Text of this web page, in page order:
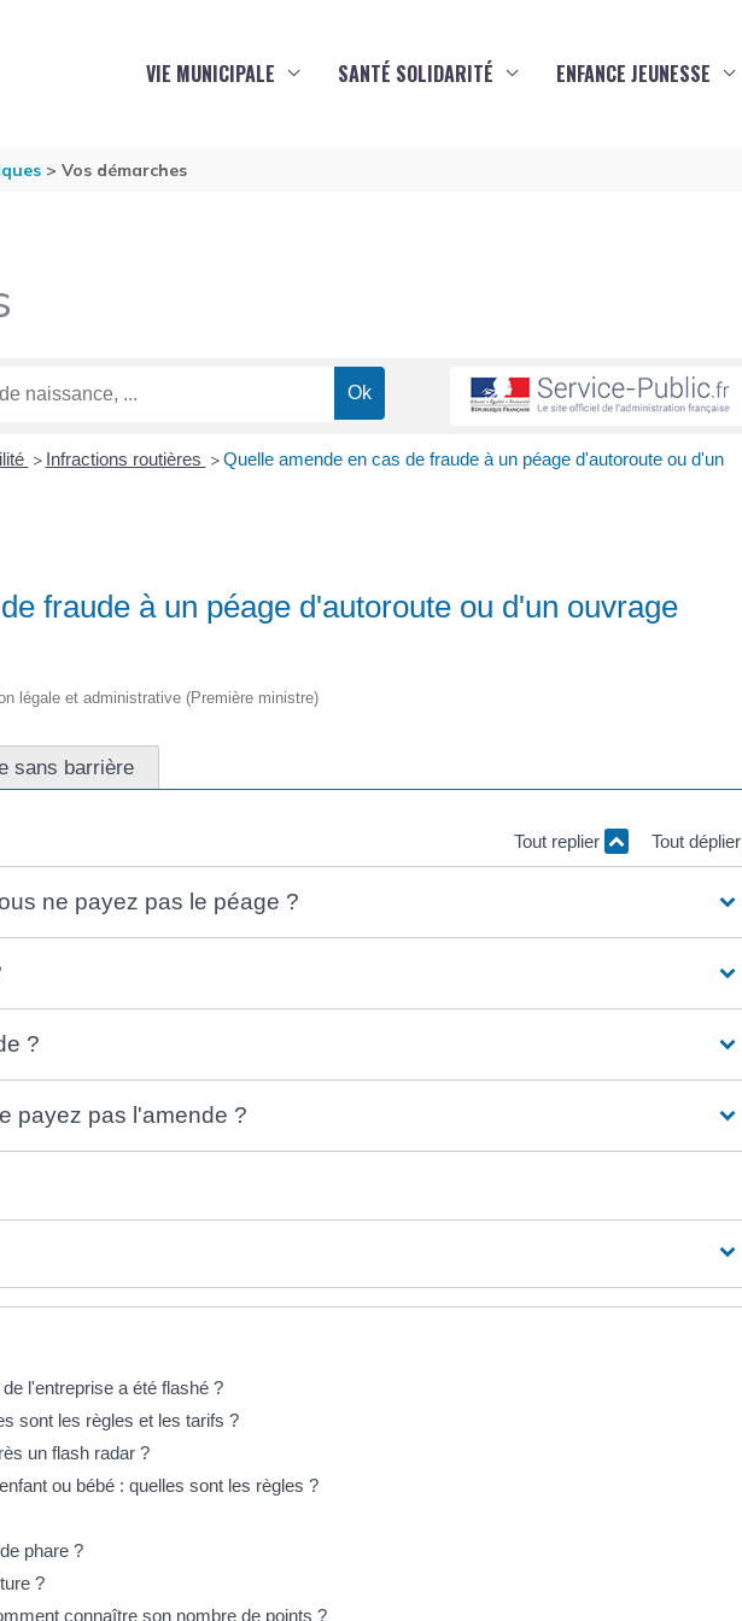
VIE MUNICIPALE SANTÉ SOLIDARITÉ ENFANCE JEUNESSE
Vos démarches
> Infractions routières > Quelle amende en cas de fraude à un péage d'autoroute ou d'un
fraude à un péage d'autoroute ou d'un ouvrage
légale et administrative (Première ministre)
sans barrière
Tout replier Tout déplier
ne payez pas le péage ?
?
payez pas l'amende ?
l'entreprise a été flashé ?
sont les règles et les tarifs ?
un flash radar ?
ou bébé : quelles sont les règles ?
phare ?
?
connaître son nombre de points ?